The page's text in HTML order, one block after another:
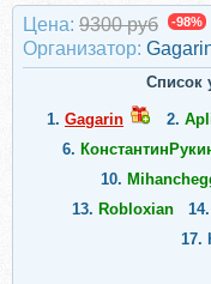
Цена: 9300 руб -98%
Организатор:
Список
1. Gagarin 2.
6.
10.
13. Robloxian 14.
17.